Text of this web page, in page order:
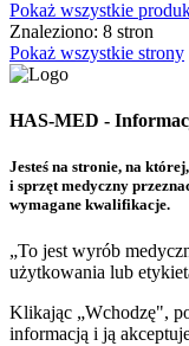
Pokaż wszystkie
Znaleziono: 8 stron
Pokaż wszystkie strony
HAS-MED -
Jesteś na stronie, na
i sprzęt medyczny
wymagane kwalifikacje.
„To jest wyrób
użytkowania lub
Klikając „Wchodzę",
informacją i ją